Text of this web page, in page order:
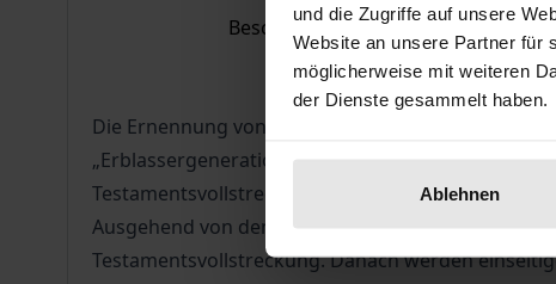
und die Zugriffe auf unsere
Website an unsere Partner für
möglicherweise mit weiteren
der Dienste gesammelt haben.
Ablehnen
Beschreibung
Die Ernennung von Testamentsvollstreckern
„Erblassergeneration“ nach postmortaler
Testamentsvollstreckung. Damit geht jedoch
Ausgehend von den gesetzlichen Vorgaben
Testamentsvollstreckung. Danach werden